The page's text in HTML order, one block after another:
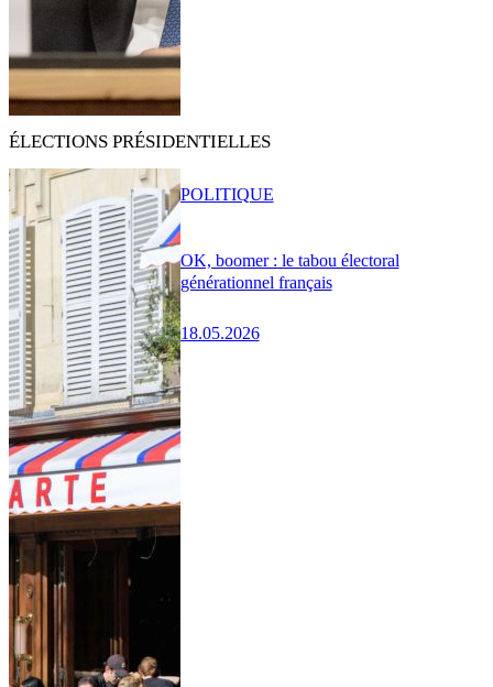
ÉLECTIONS PRÉSIDENTIELLES
OK, boomer : le tabou électoral
générationnel français
18.05.2026
POLITIQUE